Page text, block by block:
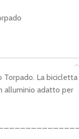
Torpado. La bicicletta
alluminio adatto per